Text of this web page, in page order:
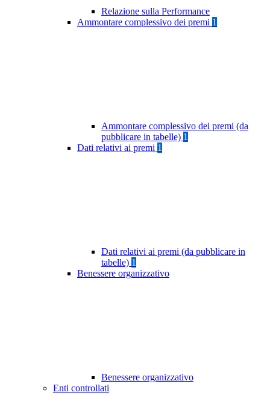
Relazione sulla Performance
Ammontare complessivo dei premi 1
Ammontare complessivo dei premi (da
pubblicare in tabelle) 1
Dati relativi ai premi 1
Dati relativi ai premi (da pubblicare in
tabelle) 1
Benessere organizzativo
Benessere organizzativo
Enti controllati